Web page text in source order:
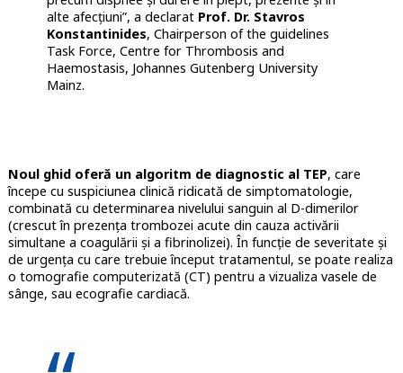
alte afecțiuni”, a declarat Prof. Dr. Stavros
Konstantinides, Chairperson of the guidelines
Task Force, Centre for Thrombosis and
Haemostasis, Johannes Gutenberg University
Mainz.
Noul ghid oferă un algoritm de diagnostic al TEP, care
începe cu suspiciunea clinică ridicată de simptomatologie,
combinată cu determinarea nivelului sanguin al D-dimerilor
(crescut în prezenţa trombozei acute din cauza activării
simultane a coagulării și a fibrinolizei). În funcție de severitate și
de urgența cu care trebuie început tratamentul, se poate realiza
o tomografie computerizată (CT) pentru a vizualiza vasele de
sânge, sau ecografie cardiacă.